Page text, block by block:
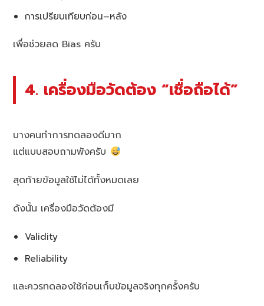
การเปรียบเทียบก่อน–หลัง
เพื่อช่วยลด Bias ครับ
4. เครื่องมือวัดต้อง “เชื่อถือได้”
บางคนทำการทดลองดีมาก
แต่แบบสอบถามพังครับ
สุดท้ายข้อมูลใช้ไม่ได้ทั้งหมดเลย
ดังนั้น เครื่องมือวัดต้องมี
Validity
Reliability
และควรทดลองใช้ก่อนเก็บข้อมูลจริงทุกครั้งครับ